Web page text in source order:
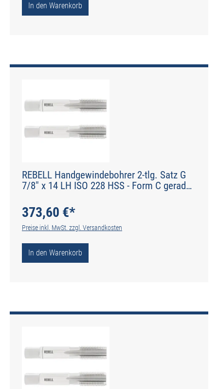
In den Warenkorb
REBELL Handgewindebohrer 2-tlg. Satz G
7/8" x 14 LH ISO 228 HSS - Form C gerade
373,60 €*
Preise inkl. MwSt. zzgl. Versandkosten
In den Warenkorb